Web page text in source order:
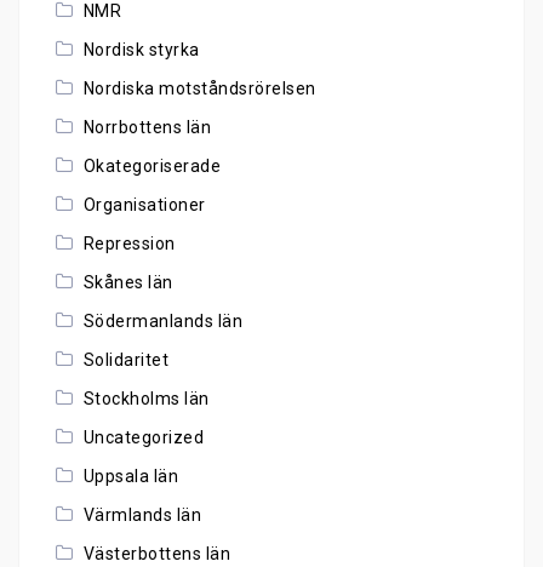
NMR
Nordisk styrka
Nordiska motståndsrörelsen
Norrbottens län
Okategoriserade
Organisationer
Repression
Skånes län
Södermanlands län
Solidaritet
Stockholms län
Uncategorized
Uppsala län
Värmlands län
Västerbottens län